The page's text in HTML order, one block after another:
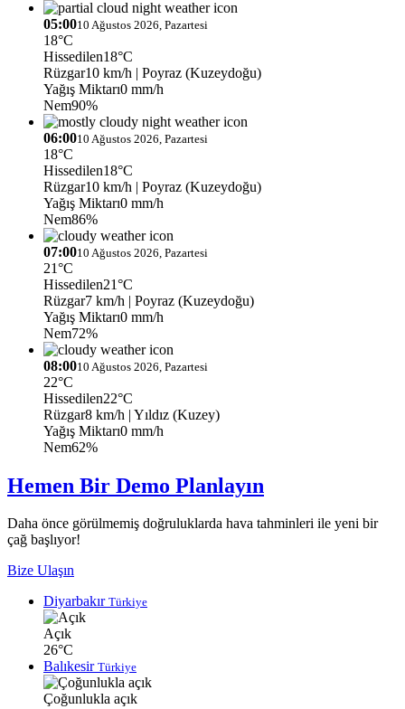
05:0010 Ağustos 2026, Pazartesi
18°C
Hissedilen18°C
Rüzgar10 km/h | Poyraz (Kuzeydoğu)
Yağış Miktarı0 mm/h
Nem90%
06:0010 Ağustos 2026, Pazartesi
18°C
Hissedilen18°C
Rüzgar10 km/h | Poyraz (Kuzeydoğu)
Yağış Miktarı0 mm/h
Nem86%
07:0010 Ağustos 2026, Pazartesi
21°C
Hissedilen21°C
Rüzgar7 km/h | Poyraz (Kuzeydoğu)
Yağış Miktarı0 mm/h
Nem72%
08:0010 Ağustos 2026, Pazartesi
22°C
Hissedilen22°C
Rüzgar8 km/h | Yıldız (Kuzey)
Yağış Miktarı0 mm/h
Nem62%
Hemen Bir Demo Planlayın
Daha önce görülmemiş doğruluklarda hava tahminleri ile yeni bir
çağ başlıyor!
Bize Ulaşın
Diyarbakır Türkiye
Açık
26°C
Balıkesir Türkiye
Çoğunlukla açık